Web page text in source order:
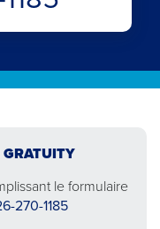
le formulaire
270-1185